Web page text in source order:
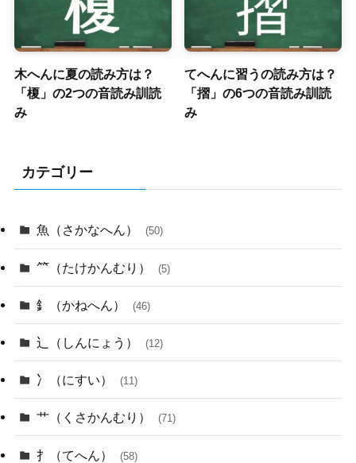
木へんに夏の読み方は？
「榎」の2つの音読み訓読
み
てへんに習うの読み方は？
「摺」の6つの音読み訓読
み
カテゴリー
魚（さかなへん） (50)
⺮（たけかんむり） (5)
釒（かねへん） (46)
辶（しんにょう） (12)
冫（にすい） (11)
艹（くさかんむり） (71)
扌（てへん） (58)